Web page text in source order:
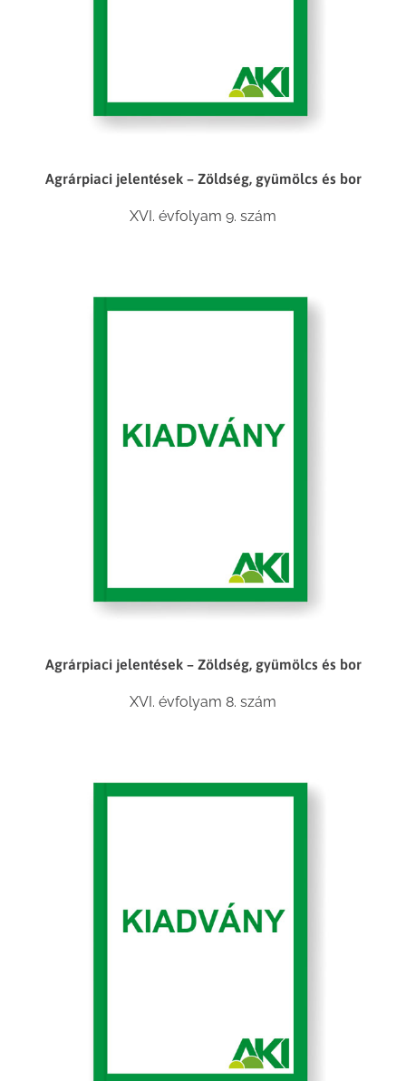
Agrárpiaci jelentések – Zöldség, gyümölcs és bor
XVI. évfolyam 9. szám
Agrárpiaci jelentések – Zöldség, gyümölcs és bor
XVI. évfolyam 8. szám